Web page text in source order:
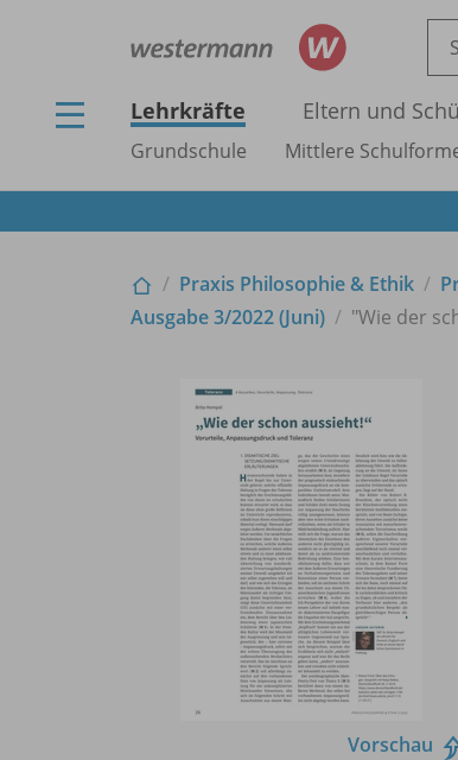
Lehrkräfte Eltern und
Grundschule Mittlere
Praxis Philosophie & Ethik
Ausgabe 3/2022 (Juni) "Wie der
Vorschau